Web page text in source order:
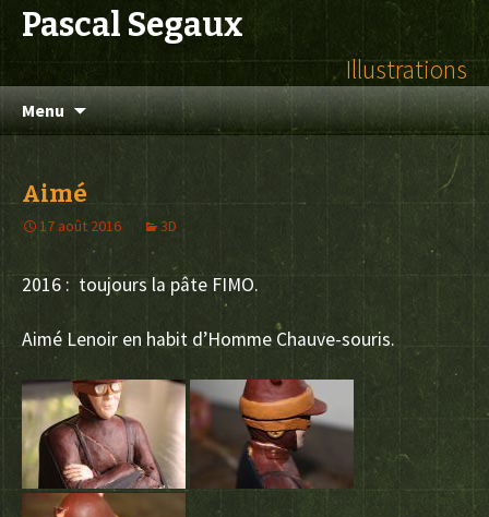
Pascal Segaux
Illustrations
Menu
Aller
au
Aimé
17 août 2016 3D
2016 : toujours la pâte FIMO.
Aimé Lenoir en habit d’Homme Chauve-souris.